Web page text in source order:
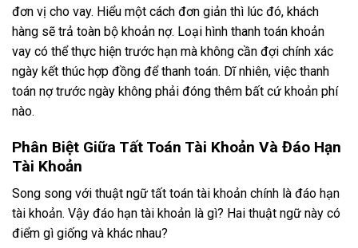
đơn vị cho vay. Hiểu một cách đơn giản thì lúc đó, khách
hàng sẽ trả toàn bộ khoản nợ. Loại hình thanh toán khoản
vay có thể thực hiện trước hạn mà không cần đợi chính xác
ngày kết thúc hợp đồng để thanh toán. Dĩ nhiên, việc thanh
toán nợ trước ngày không phải đóng thêm bất cứ khoản phí
nào.
Phân Biệt Giữa Tất Toán Tài Khoản Và Đáo Hạn
Tài Khoản
Song song với thuật ngữ tất toán tài khoản chính là đáo hạn
tài khoản. Vậy đáo hạn tài khoản là gì? Hai thuật ngữ này có
điểm gì giống và khác nhau?